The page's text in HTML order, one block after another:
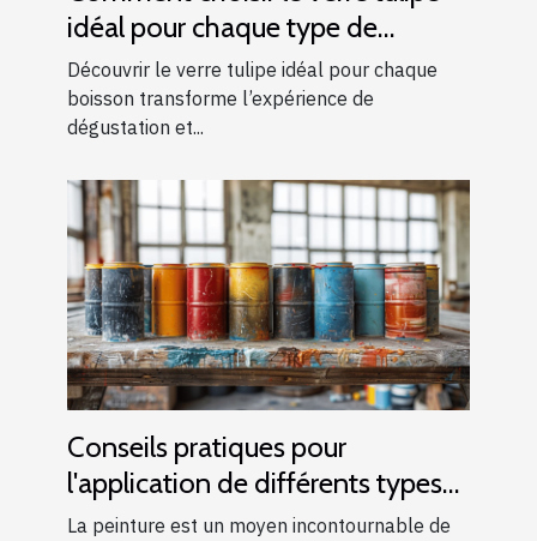
idéal pour chaque type de
boisson ?
Découvrir le verre tulipe idéal pour chaque
boisson transforme l’expérience de
dégustation et...
Conseils pratiques pour
l'application de différents types
de peintures
La peinture est un moyen incontournable de